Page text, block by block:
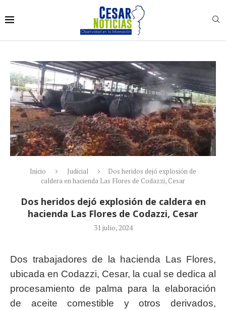
Inicio Judicial
Dos heridos dejó explosión de
caldera en hacienda Las Flores de Codazzi, Cesar
Dos heridos dejó explosión de caldera en
hacienda Las Flores de Codazzi, Cesar
31 julio, 2024
Dos trabajadores de la hacienda Las Flores,
ubicada en Codazzi, Cesar, la cual se dedica al
procesamiento de palma para la elaboración
de aceite comestible y otros derivados,